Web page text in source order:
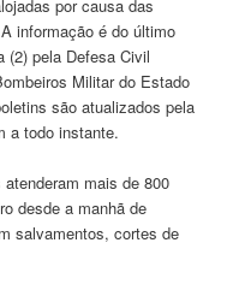
por causa das
informação é do último
(2) pela Defesa Civil
Militar do Estado
são atualizados pela
a todo instante.
mais de 800
desde a manhã de
salvamentos, cortes de